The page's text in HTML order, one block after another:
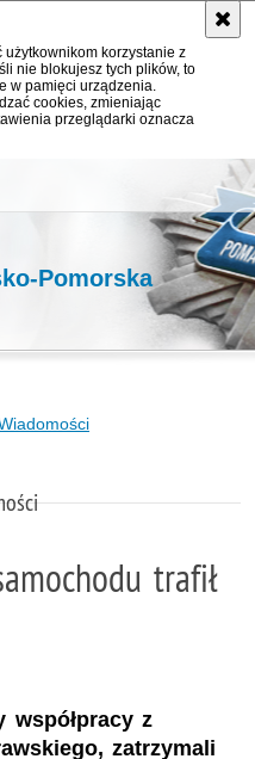
użytkownikom korzystanie z
nie blokujesz tych plików, to
w pamięci urządzenia.
cookies, zmieniając
przeglądarki oznacza
Pomorska
trafił
współpracy z
zatrzymali